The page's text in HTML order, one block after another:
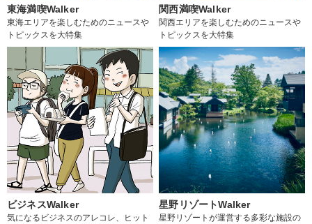
東海満喫Walker
東海エリアを楽しむためのニュースや
トピックスを大特集
関西満喫Walker
関西エリアを楽しむためのニュースや
トピックスを大特集
ビジネスWalker
気になるビジネスのアレコレ、ヒット
星野リゾートWalker
星野リゾートが運営する多彩な施設の